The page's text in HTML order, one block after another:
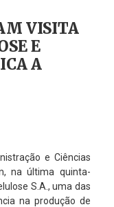
VISITA
E
A
e Ciências
na última quinta-
S.A., uma das
na produção de